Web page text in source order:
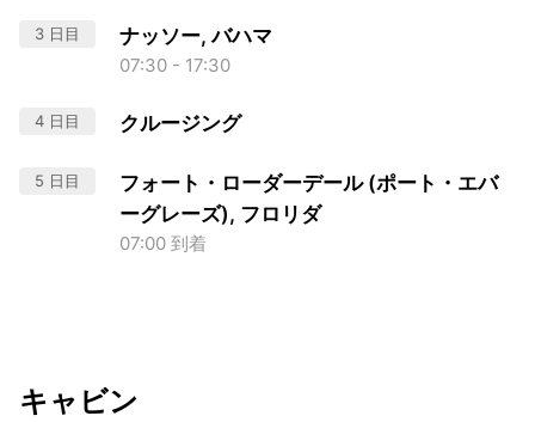
3 日目 ナッソー, バハマ
07:30 - 17:30
4 日目 クルージング
5 日目
フォート・ローダーデール (ポート・エバ
ーグレーズ), フロリダ
07:00 到着
キャビン